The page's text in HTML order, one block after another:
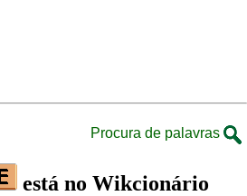
Procura de palavras
está no Wikcionário